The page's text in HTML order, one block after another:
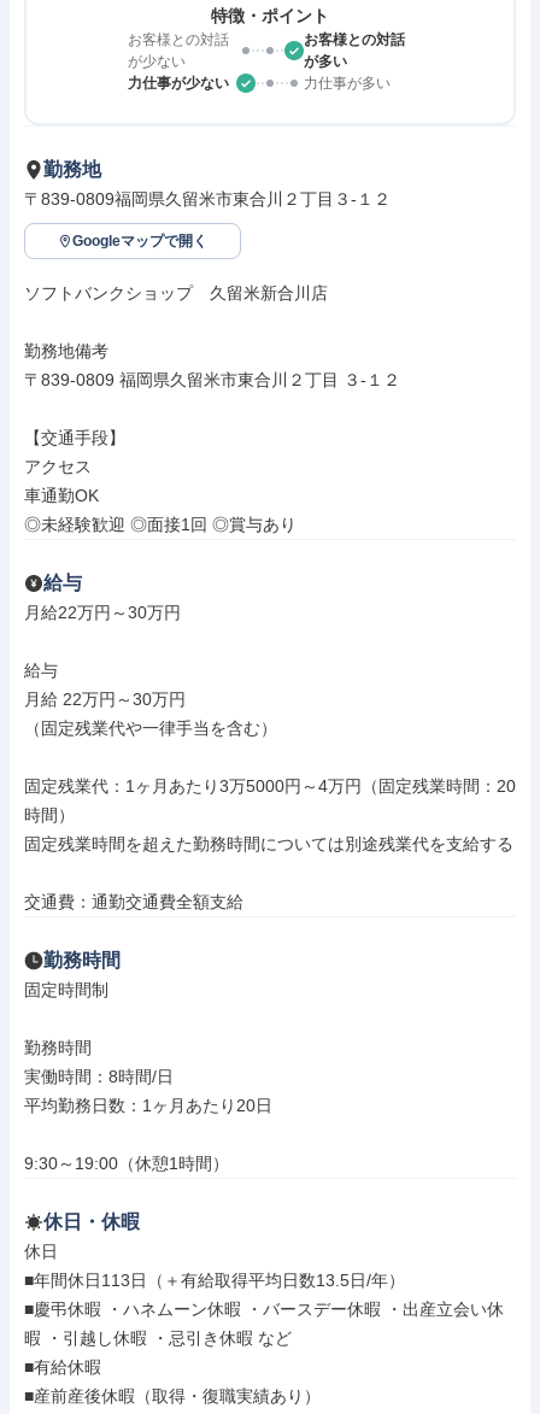
特徴・ポイント
お客様との対話
が少ない
お客様との対話
が多い
力仕事が少ない
力仕事が多い
勤務地
〒839-0809福岡県久留米市東合川２丁目３‐１２
Googleマップで開く
ソフトバンクショップ　久留米新合川店
勤務地備考
〒839-0809 福岡県久留米市東合川２丁目 ３‐１２
【交通手段】
アクセス
車通勤OK
◎未経験歓迎 ◎面接1回 ◎賞与あり
給与
月給22万円～30万円
給与
月給 22万円～30万円
（固定残業代や一律手当を含む）
固定残業代：1ヶ月あたり3万5000円～4万円（固定残業時間：20
時間）
固定残業時間を超えた勤務時間については別途残業代を支給する
交通費：通勤交通費全額支給
勤務時間
固定時間制
勤務時間
実働時間：8時間/日
平均勤務日数：1ヶ月あたり20日
9:30～19:00（休憩1時間）
休日・休暇
休日
■年間休日113日（＋有給取得平均日数13.5日/年）
■慶弔休暇 ・ハネムーン休暇 ・バースデー休暇 ・出産立会い休
暇 ・引越し休暇 ・忌引き休暇 など
■有給休暇
■産前産後休暇（取得・復職実績あり）